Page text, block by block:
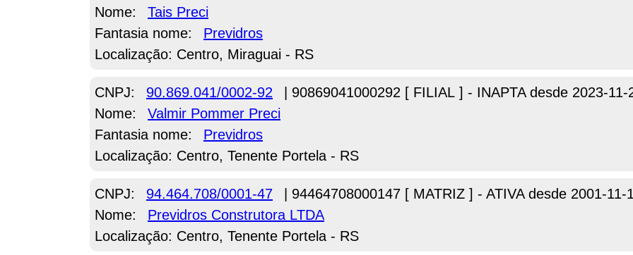
Nome:
Tais Preci
Fantasia nome:
Previdros
Localização: Centro, Miraguai - RS
CNPJ: 90.869.041/0002-92
| 90869041000292 [ FILIAL ] - INAPTA desde 2023-11-
Nome:
Valmir Pommer Preci
Fantasia nome:
Previdros
Localização: Centro, Tenente Portela - RS
CNPJ: 94.464.708/0001-47
| 94464708000147 [ MATRIZ ] - ATIVA desde 2001-11-
Nome:
Previdros Construtora LTDA
Localização: Centro, Tenente Portela - RS